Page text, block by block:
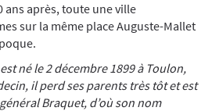
ans après, toute une ville
sur la même place Auguste-Mallet
né le 2 décembre 1899 à Toulon,
il perd ses parents très tôt et est
Braquet, d’où son nom